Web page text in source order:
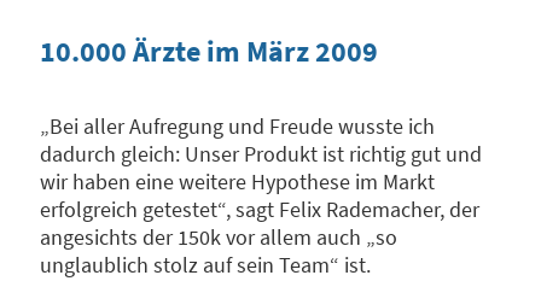
10.000 Ärzte im März 2009
„Bei aller Aufregung und Freude wusste ich
dadurch gleich: Unser Produkt ist richtig gut und
wir haben eine weitere Hypothese im Markt
erfolgreich getestet“, sagt Felix Rademacher, der
angesichts der 150k vor allem auch „so
unglaublich stolz auf sein Team“ ist.